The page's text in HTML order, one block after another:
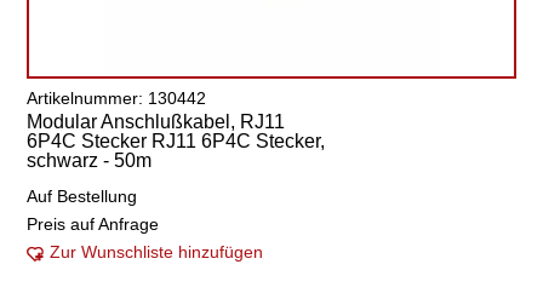
Artikelnummer: 130442
Modular Anschlußkabel, RJ11
6P4C Stecker RJ11 6P4C Stecker,
schwarz - 50m
Auf Bestellung
Preis auf Anfrage
Zur Wunschliste hinzufügen